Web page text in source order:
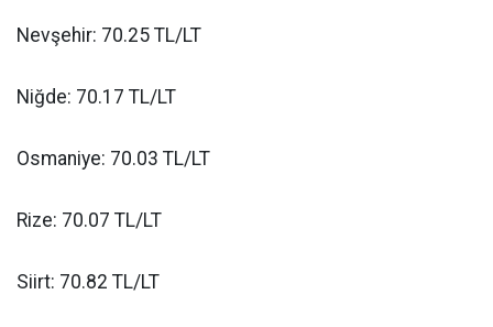
Nevşehir: 70.25 TL/LT
Niğde: 70.17 TL/LT
Osmaniye: 70.03 TL/LT
Rize: 70.07 TL/LT
Siirt: 70.82 TL/LT